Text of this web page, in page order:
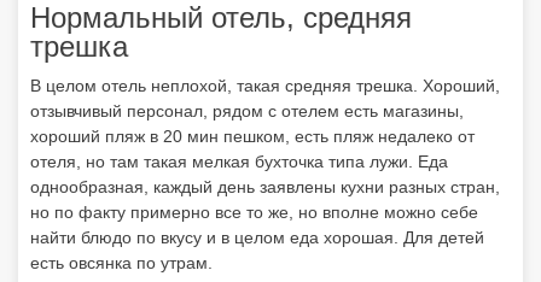
Нормальный отель, средняя
трешка
В целом отель неплохой, такая средняя трешка. Хороший,
отзывчивый персонал, рядом с отелем есть магазины,
хороший пляж в 20 мин пешком, есть пляж недалеко от
отеля, но там такая мелкая бухточка типа лужи. Еда
однообразная, каждый день заявлены кухни разных стран,
но по факту примерно все то же, но вполне можно себе
найти блюдо по вкусу и в целом еда хорошая. Для детей
есть овсянка по утрам.